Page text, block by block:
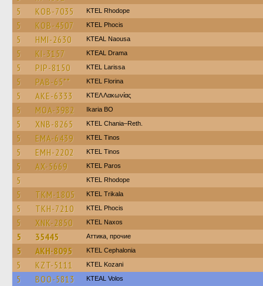
5
KOB-7035 KTEL Rhodope
5 KOB-4507 ΚΤΕL Phocis
5 HMI-2630 KTEAL Naousa
5 KI-3157 KTEAL Drama
5 PIP-8150 KTEL Larissa
5 PAB-65** KTEL Florina
5 AKE-6333 ΚΤΕΛ Λακωνίας
5 MOA-3982 Ikaria BO
5 XNB-8265 KTEL Chania–Reth.
5 EMA-6439 KTEL Tinos
5 EMH-2202 KTEL Tinos
5 AX-5669 KTEL Paros
5 KTEL Rhodope
5 TKM-1805 ΚΤΕL Τrikala
5 TKH-7210 ΚΤΕL Phocis
5 XNK-2850 KTEL Naxos
5 35445 Аттика, прочие
5 AKH-8095 KTEL Cephalonia
5 KZT-5111 ΚΤΕL Kozani
5 BOO-5813 KTEAL Volos